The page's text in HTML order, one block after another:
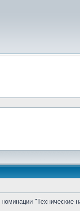
"Технические